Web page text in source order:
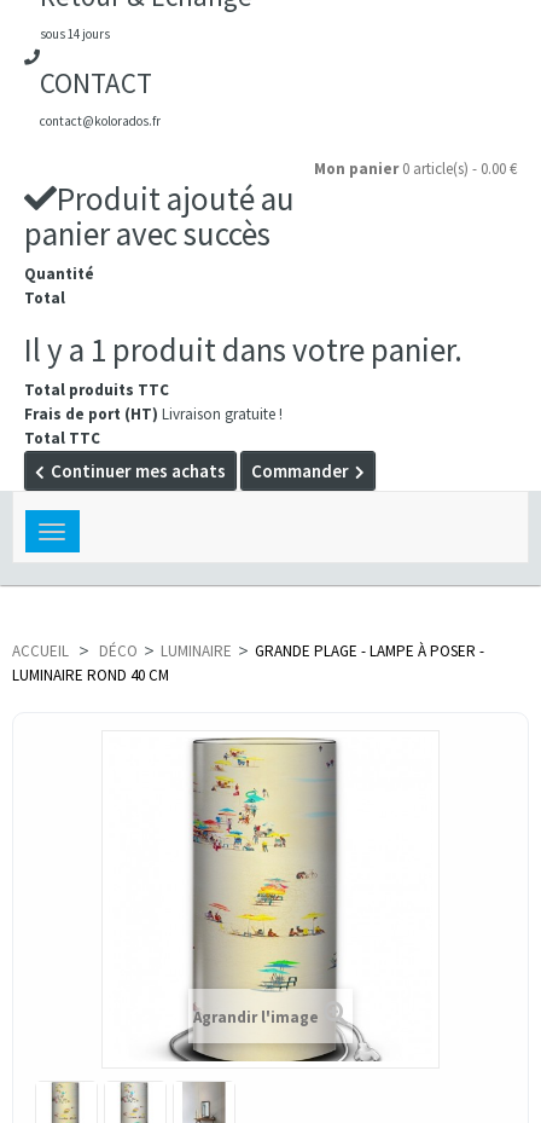
sous 14 jours
CONTACT
contact@kolorados.fr
Mon panier 0 article(s) - 0.00 €
Produit ajouté au
panier avec succès
Quantité
Total
Il y a 1 produit dans votre panier.
Total produits TTC
Frais de port (HT) Livraison gratuite !
Total TTC
Continuer mes achats Commander
Toggle
navigation
ACCUEIL > DÉCO > LUMINAIRE > GRANDE PLAGE - LAMPE À POSER -
LUMINAIRE ROND 40 CM
Agrandir l'image